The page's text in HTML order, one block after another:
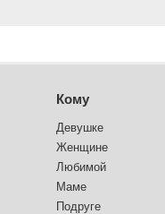
Кому
Девушке
Женщине
Любимой
Маме
Подруге